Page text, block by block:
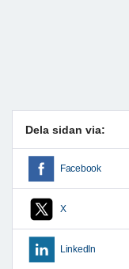
Dela sidan via:
Facebook
X
LinkedIn